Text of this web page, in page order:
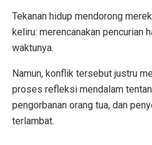
Tekanan hidup mendorong
keliru: merencanakan pencurian
waktunya.
Namun, konflik tersebut justru
proses refleksi mendalam
pengorbanan orang tua, dan
terlambat.